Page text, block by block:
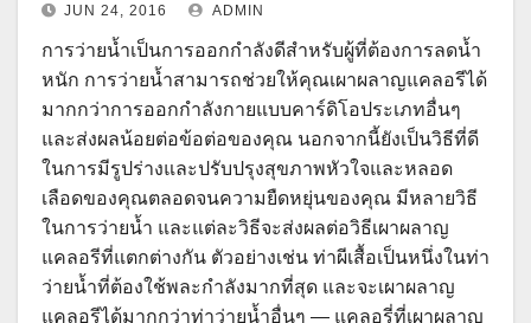
JUN 24, 2016 ADMIN
การว่ายน้ำเป็นการออกกำลังดีสำหรับผู้ที่ต้องการลดน้ำ
หนัก การว่ายน้ำสามารถช่วยให้คุณเผาผลาญแคลอรีได้
มากกว่าการออกกำลังกายแบบคาร์ดิโอประเภทอื่นๆ
และส่งผลน้อยต่อข้อต่อของคุณ นอกจากนี้ยังเป็นวิธีที่ดี
ในการมีรูปร่างและปรับปรุงสุขภาพหัวใจและหลอด
เลือดของคุณตลอดจนความยืดหยุ่นของคุณ มีหลายวิธี
ในการว่ายน้ำ และแต่ละวิธีจะส่งผลต่อวิธีเผาผลาญ
แคลอรีที่แตกต่างกัน ตัวอย่างเช่น ท่าผีเสื้อเป็นหนึ่งในท่า
ว่ายน้ำที่ต้องใช้พละกำลังมากที่สุด และจะเผาผลาญ
แคลอรีได้มากกว่าท่าว่ายน้ำอื่นๆ — แคลอรี่ที่เผาผลาญ